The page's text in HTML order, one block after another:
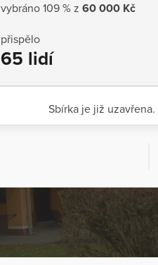
vybráno 109 % z 60 000 Kč
přispělo
65 lidí
Sbírka je již